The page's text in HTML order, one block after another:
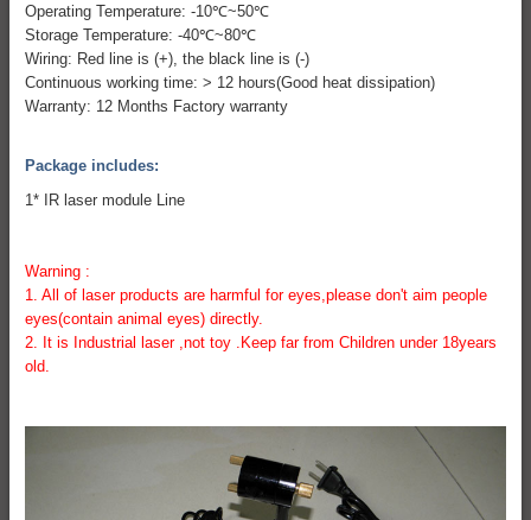
Operating Temperature: -10℃~50℃
Storage Temperature: -40℃~80℃
Wiring: Red line is (+), the black line is (-)
Continuous working time: > 12 hours(Good heat dissipation)
Warranty: 12 Months Factory warranty
Package includes:
1* IR laser module Line
Warning :
1. All of laser products are harmful for eyes,please don't aim people
eyes(contain animal eyes) directly.
2. It is Industrial laser ,not toy .Keep far from Children under 18years
old.